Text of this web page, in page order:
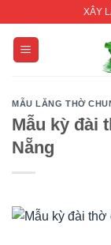
content
XÂY
MẪU LĂNG THỜ
Mẫu kỳ đài
Nẵng